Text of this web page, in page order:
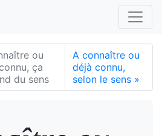
ou
ça
du sens
A connaître ou
déjà connu,
selon le sens »